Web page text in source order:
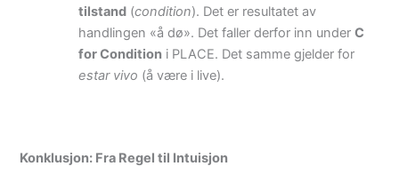
tilstand (condition). Det er resultatet av
handlingen «å dø». Det faller derfor inn underC
for Condition i PLACE. Det samme gjelder for
estar vivo (å være i live).
Konklusjon: Fra Regel til Intuisjon